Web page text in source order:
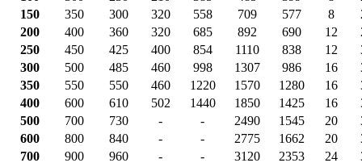
150
350 300 320 558 709 577 8
200
400 360 320 685 892 690 12
250
450 425 400 854 1110 838 12
300
500 485 460 998 1307 986 16
350
550 550 460 1220 1570 1280 16
400
600 610 502 1440 1850 1425 16
500
700 730 - - 2490 1545 20
600
800 840 - - 2775 1662 20
700
900 960 - - 3120 2353 24